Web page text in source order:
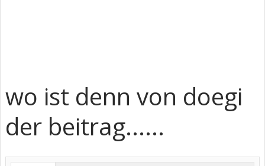
wo ist denn von doegi
der beitrag......